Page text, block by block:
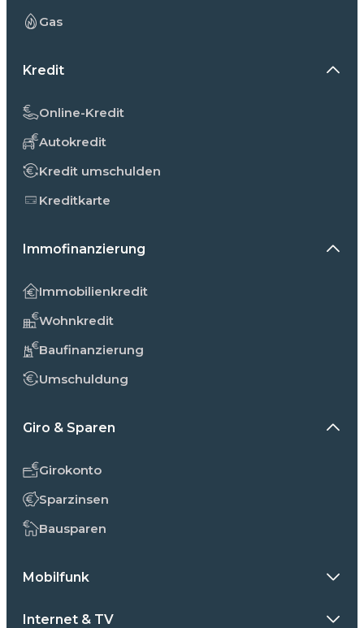
Gas
Kredit
Online-Kredit
Autokredit
Kredit umschulden
Kreditkarte
Immofinanzierung
Immobilienkredit
Wohnkredit
Baufinanzierung
Umschuldung
Giro & Sparen
Girokonto
Sparzinsen
Bausparen
Mobilfunk
Internet & TV